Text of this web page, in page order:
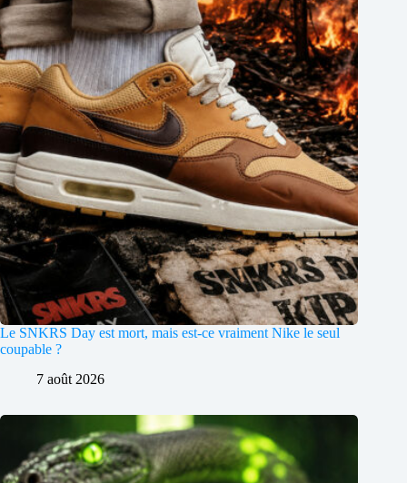
Le SNKRS Day est mort, mais est-ce vraiment Nike le seul
coupable ?
7 août 2026